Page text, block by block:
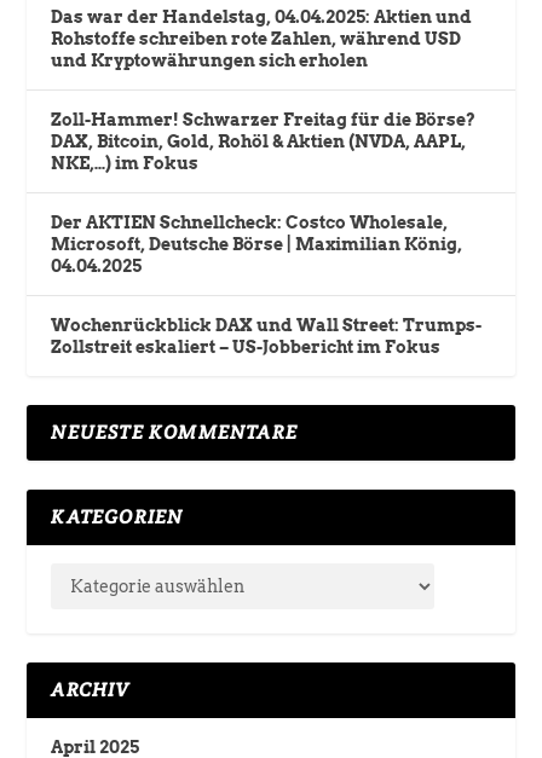
Das war der Handelstag, 04.04.2025: Aktien und
Rohstoffe schreiben rote Zahlen, während USD
und Kryptowährungen sich erholen
Zoll-Hammer! Schwarzer Freitag für die Börse?
DAX, Bitcoin, Gold, Rohöl & Aktien (NVDA, AAPL,
NKE,…) im Fokus
Der AKTIEN Schnellcheck: Costco Wholesale,
Microsoft, Deutsche Börse | Maximilian König,
04.04.2025
Wochenrückblick DAX und Wall Street: Trumps-
Zollstreit eskaliert – US-Jobbericht im Fokus
NEUESTE KOMMENTARE
KATEGORIEN
ARCHIV
April 2025